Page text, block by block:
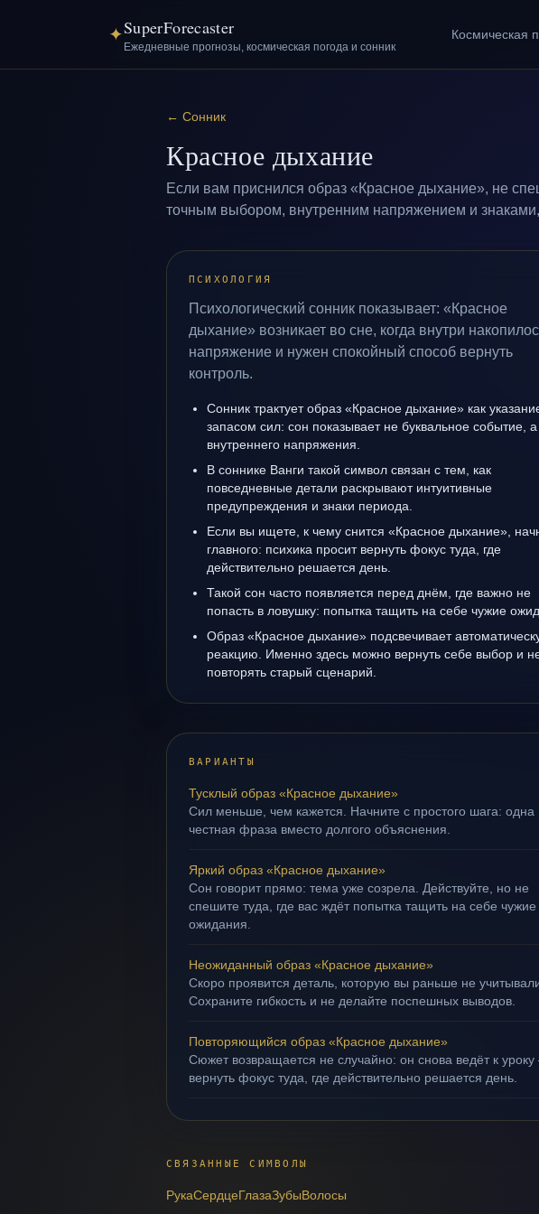
✦SuperForecaster
Ежедневные прогнозы, космическая погода и сонник
Космическая
← Сонник
Красное дыхание
Если вам приснился образ «Красное дыхание», не
точным выбором, внутренним напряжением и знаками,
ПСИХОЛОГИЯ
Психологический сонник показывает: «Красное
дыхание» возникает во сне, когда внутри
напряжение и нужен спокойный способ вернуть
контроль.
Сонник трактует образ «Красное дыхание» как
запасом сил: сон показывает не буквальное событие, а
внутреннего напряжения.
В соннике Ванги такой символ связан с тем, как
повседневные детали раскрывают интуитивные
предупреждения и знаки периода.
Если вы ищете, к чему снится «Красное дыхание»,
главного: психика просит вернуть фокус туда, где
действительно решается день.
Такой сон часто появляется перед днём, где важно не
попасть в ловушку: попытка тащить на себе чужие
Образ «Красное дыхание» подсвечивает
реакцию. Именно здесь можно вернуть себе выбор и
повторять старый сценарий.
ВАРИАНТЫ
Тусклый образ «Красное дыхание»
Сил меньше, чем кажется. Начните с простого шага: одна
честная фраза вместо долгого объяснения.
Яркий образ «Красное дыхание»
Сон говорит прямо: тема уже созрела. Действуйте, но не
спешите туда, где вас ждёт попытка тащить на себе чужие
ожидания.
Неожиданный образ «Красное дыхание»
Скоро проявится деталь, которую вы раньше не
Сохраните гибкость и не делайте поспешных выводов.
Повторяющийся образ «Красное дыхание»
Сюжет возвращается не случайно: он снова ведёт к
вернуть фокус туда, где действительно решается день.
СВЯЗАННЫЕ СИМВОЛЫ
РукаСердцеГлазаЗубыВолосы